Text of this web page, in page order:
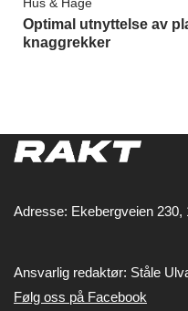
Hus & Hage
Optimal utnyttelse av
knaggrekker
Adresse: Ekebergveien 230,
Ansvarlig redaktør: Ståle
Følg oss på Facebook